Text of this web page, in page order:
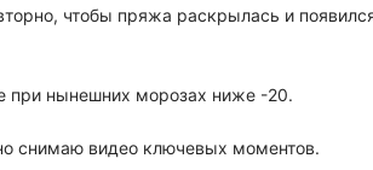
чтобы пряжа раскрылась и
при нынешних морозах ниже -20.
снимаю видео ключевых моментов.